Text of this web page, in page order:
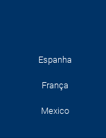
Espanha
França
Mexico